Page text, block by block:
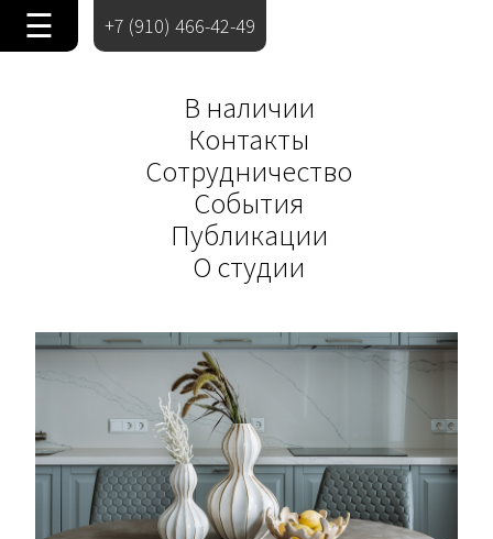
☰ +7 (910) 466-42-49
В наличии
Контакты
Сотрудничество
События
Публикации
О студии